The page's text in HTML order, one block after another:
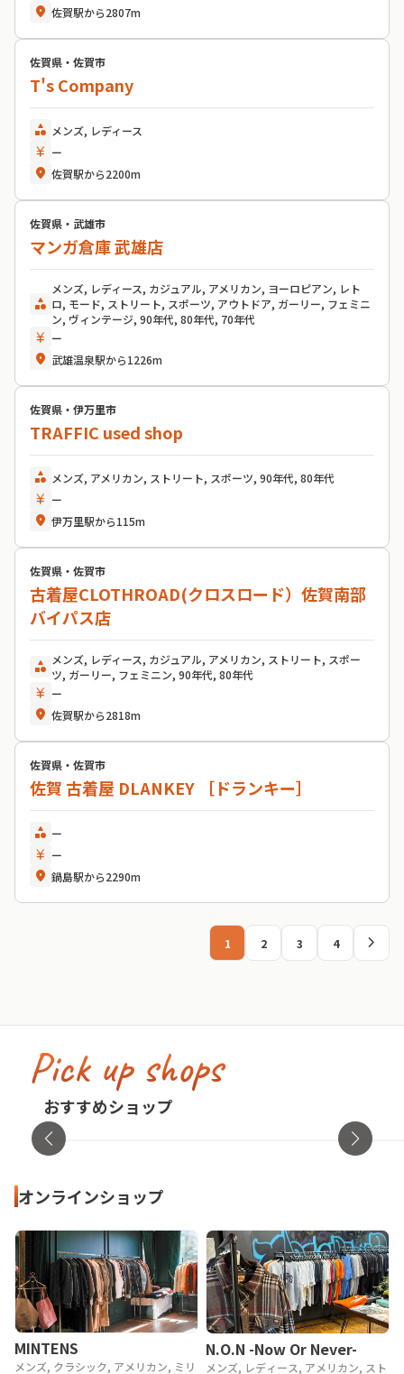
location_on 佐賀駅から2807m
佐賀県・佐賀市
T's Company
category メンズ, レディース
currency_yen ー
location_on 佐賀駅から2200m
佐賀県・武雄市
マンガ倉庫 武雄店
category
メンズ, レディース, カジュアル, アメリカン, ヨーロピアン, レト
ロ, モード, ストリート, スポーツ, アウトドア, ガーリー, フェミニ
ン, ヴィンテージ, 90年代, 80年代, 70年代
currency_yen ー
location_on 武雄温泉駅から1226m
佐賀県・伊万里市
TRAFFIC used shop
category メンズ, アメリカン, ストリート, スポーツ, 90年代, 80年代
currency_yen ー
location_on 伊万里駅から115m
佐賀県・佐賀市
古着屋CLOTHROAD(クロスロード）佐賀南部
バイパス店
category メンズ, レディース, カジュアル, アメリカン, ストリート, スポー
ツ, ガーリー, フェミニン, 90年代, 80年代
currency_yen ー
location_on 佐賀駅から2818m
佐賀県・佐賀市
佐賀 古着屋 DLANKEY ［ドランキー］
category ー
currency_yen ー
location_on 鍋島駅から2290m
1 2 3 4 chevron_right
Pick up shops
おすすめショップ
古着屋no pain no gain(ノーペインノーゲ
イン)
東京都・渋谷区
オンラインショップ
MINTENS
メンズ, クラシック, アメリカン, ミリ
N.O.N -Now Or Never-
メンズ, レディース, アメリカン, スト